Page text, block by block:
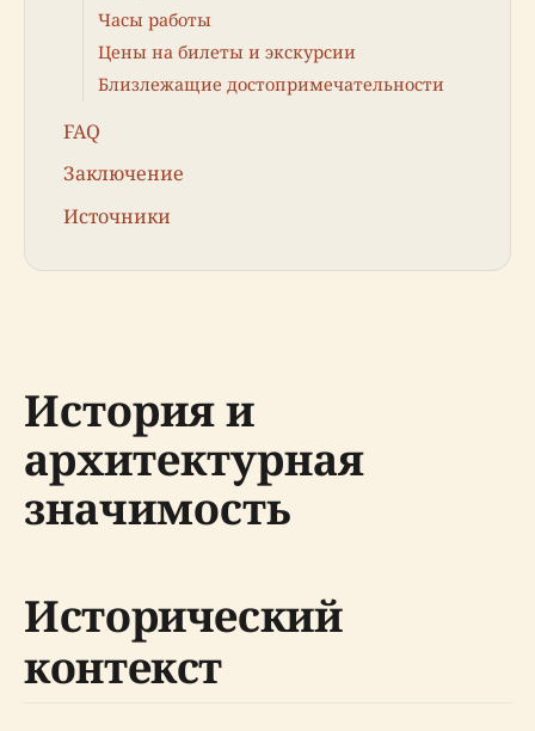
Часы работы
Цены на билеты и экскурсии
Близлежащие достопримечательности
FAQ
Заключение
Источники
История и
архитектурная
значимость
Исторический
контекст